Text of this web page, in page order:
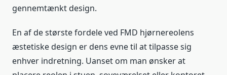
gennemtænkt design.
En af de største fordele ved FMD hjørnereolens
æstetiske design er dens evne til at tilpasse sig
enhver indretning. Uanset om man ønsker at